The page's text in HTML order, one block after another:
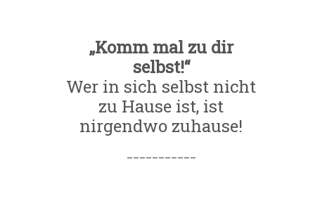
„Komm mal zu dir
selbst!“
Wer in sich selbst nicht
zu Hause ist, ist
nirgendwo zuhause!